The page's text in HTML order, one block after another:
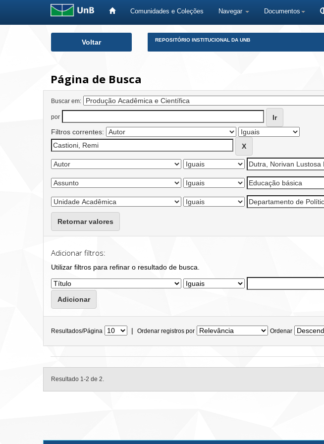
Comunidades e Coleções Navegar Documentos
Voltar REPOSITÓRIO INSTITUCIONAL DA UNB
Página de Busca
Buscar em:
por
Filtros correntes:
Retornar valores
Adicionar filtros:
Utilizar filtros para refinar o resultado de busca.
Resultados/Página | Ordenar registros por Ordenar
Resultado 1-2 de 2.